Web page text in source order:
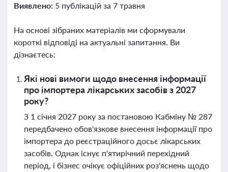
Виявлено: 5 публікацій за 7 травня
На основі зібраних матеріалів ми сформували
короткі відповіді на актуальні запитання. Ви
дізнаєтесь:
Які нові вимоги щодо внесення інформації
про імпортера лікарських засобів з 2027
року?
З 1 січня 2027 року за постановою Кабміну № 287
передбачено обов'язкове внесення інформації про
імпортера до реєстраційного досьє лікарських
засобів. Однак існує п'ятирічний перехідний
період, і бізнес очікує офіційних роз'яснень щодо